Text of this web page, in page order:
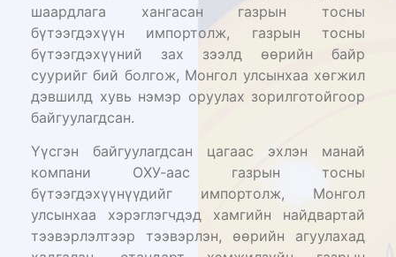
шаардлага хангасан газрын тосны
бүтээгдэхүүн импортолж, газрын тосны
бүтээгдэхүүний зах зээлд өөрийн байр
суурийг бий болгож, Монгол улсынхаа хөгжил
дэвшилд хувь нэмэр оруулах зорилготойгоор
байгуулагдсан.
Үүсгэн байгуулагдсан цагаас эхлэн манай
компани ОХУ-аас газрын тосны
бүтээгдэхүүнүүдийг импортолж, Монгол
улсынхаа хэрэглэгчдэд хамгийн найдвартай
тээвэрлэлтээр тээвэрлэн, өөрийн агуулахад